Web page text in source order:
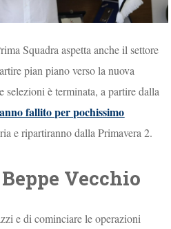
Squadra aspetta anche il settore
pian piano verso la nuova
selezioni è terminata, a partire dalla
fallito per pochissimo
e ripartiranno dalla Primavera 2.
Vecchio
e di cominciare le operazioni